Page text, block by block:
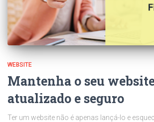
WEBSITE
Mantenha o seu
atualizado e seguro
Ter um website não é apenas lançá-lo e